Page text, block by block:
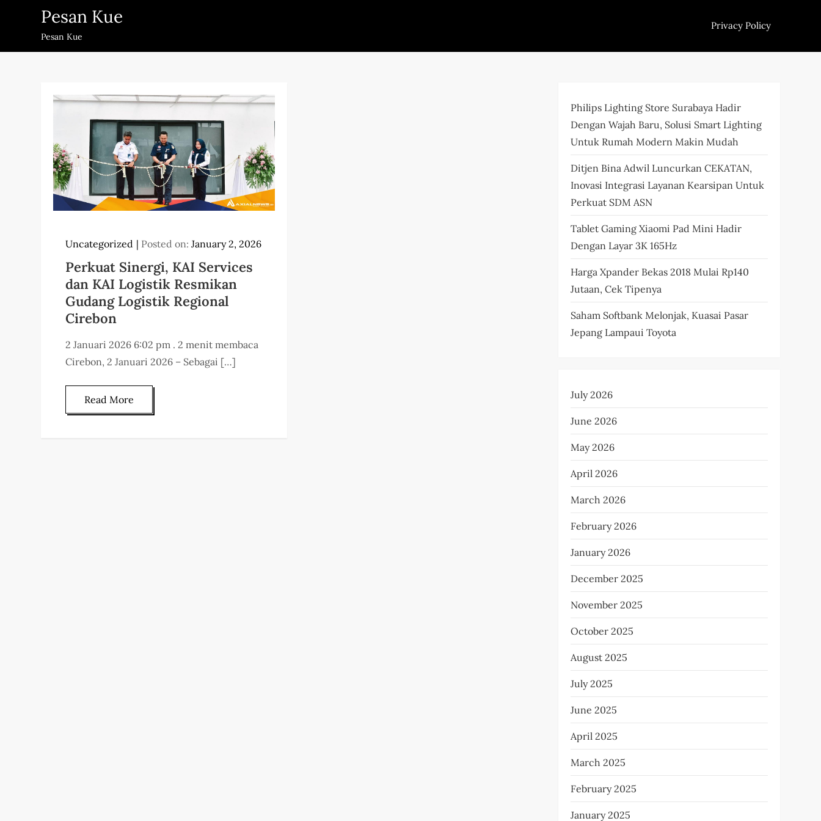
Pesan Kue
Pesan Kue
Privacy Policy
Uncategorized Posted on:January 2, 2026
Perkuat Sinergi, KAI Services
dan KAI Logistik Resmikan
Gudang Logistik Regional
Cirebon
2 Januari 2026 6:02 pm . 2 menit membaca
Cirebon, 2 Januari 2026 – Sebagai […]
Read More
Philips Lighting Store Surabaya Hadir
Dengan Wajah Baru, Solusi Smart Lighting
Untuk Rumah Modern Makin Mudah
Ditjen Bina Adwil Luncurkan CEKATAN,
Inovasi Integrasi Layanan Kearsipan Untuk
Perkuat SDM ASN
Tablet Gaming Xiaomi Pad Mini Hadir
Dengan Layar 3K 165Hz
Harga Xpander Bekas 2018 Mulai Rp140
Jutaan, Cek Tipenya
Saham Softbank Melonjak, Kuasai Pasar
Jepang Lampaui Toyota
July 2026
June 2026
May 2026
April 2026
March 2026
February 2026
January 2026
December 2025
November 2025
October 2025
August 2025
July 2025
June 2025
April 2025
March 2025
February 2025
January 2025